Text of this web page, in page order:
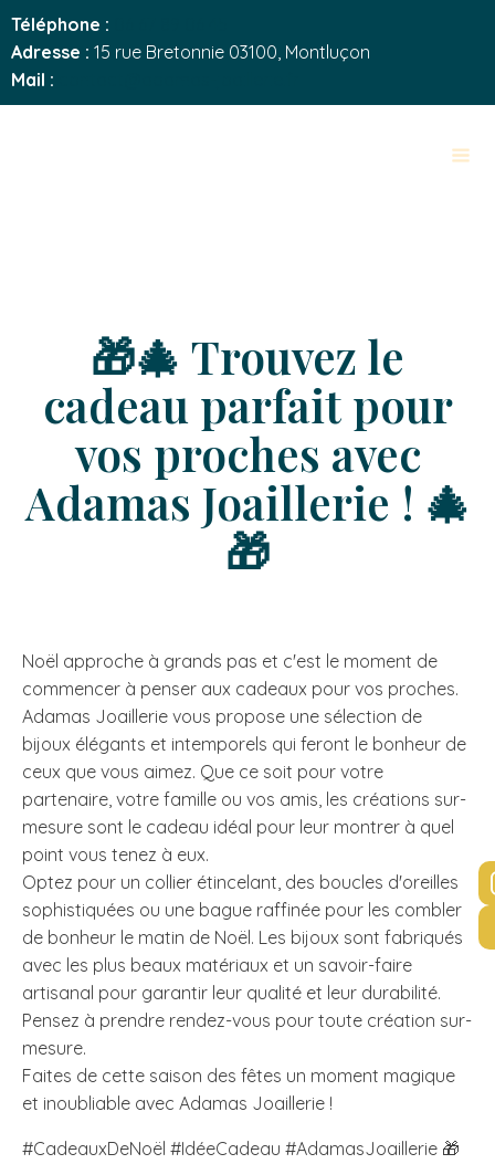
Téléphone :
Adresse : 15 rue Bretonnie 03100, Montluçon
Mail :
🎁🎄 Trouvez le
cadeau parfait pour
vos proches avec
Adamas Joaillerie ! 🎄
🎁
Noël approche à grands pas et c'est le moment de
commencer à penser aux cadeaux pour vos proches.
Adamas Joaillerie vous propose une sélection de
bijoux élégants et intemporels qui feront le bonheur de
ceux que vous aimez. Que ce soit pour votre
partenaire, votre famille ou vos amis, les créations sur-
mesure sont le cadeau idéal pour leur montrer à quel
point vous tenez à eux.
Optez pour un collier étincelant, des boucles d'oreilles
sophistiquées ou une bague raffinée pour les combler
de bonheur le matin de Noël. Les bijoux sont fabriqués
avec les plus beaux matériaux et un savoir-faire
artisanal pour garantir leur qualité et leur durabilité.
Pensez à prendre rendez-vous pour toute création sur-
mesure.
Faites de cette saison des fêtes un moment magique
et inoubliable avec Adamas Joaillerie !
#CadeauxDeNoël #IdéeCadeau #AdamasJoaillerie 🎁